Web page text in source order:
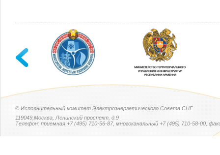
© Исполнительный комитет Электроэнергетического Совета СНГ
119049,Москва, Ленинский проспект, д.9
Телефон: приемная +7 (495) 710-56-87, многоканальный +7 (495) 710-58-00,